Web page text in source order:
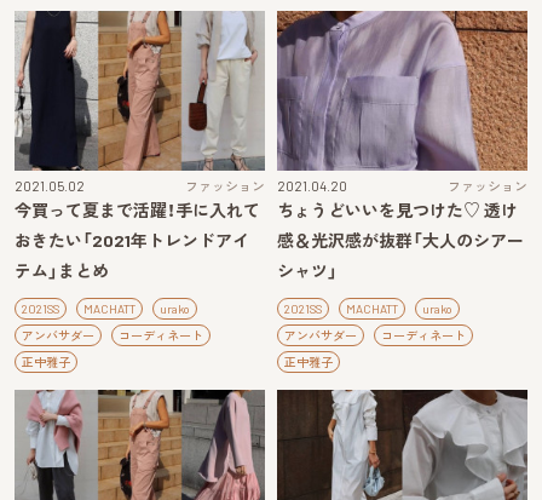
2021.05.02 ファッション
今買って夏まで活躍！手に入れて
おきたい「2021年トレンドアイ
テム」まとめ
2021SS MACHATT
urako
アンバサダー
コーディネート
正中雅子
2021.04.20 ファッション
ちょうどいいを見つけた♡ 透け
感＆光沢感が抜群「大人のシアー
シャツ」
2021SS MACHATT
urako
アンバサダー
コーディネート
正中雅子